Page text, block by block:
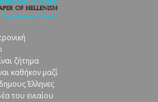
ζήτημα
καθήκον μαζί
Έλληνες
του ενιαίου